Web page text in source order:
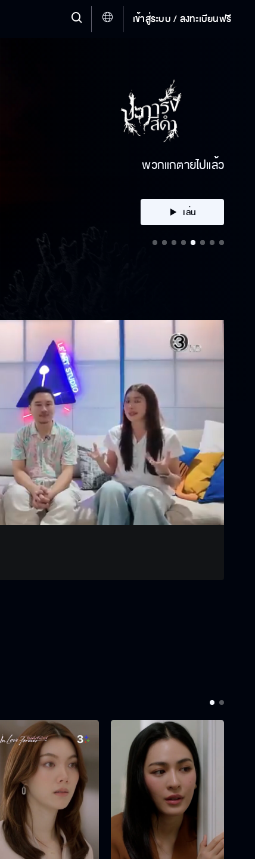
เข้าสู่ระบบ / ลงทะเบียนฟรี
คลิก
Settings